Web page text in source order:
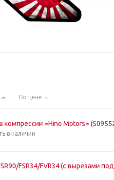
По цене
компрессии =Hino Motors=
в наличии
FSR34/FVR34 (с вырезами